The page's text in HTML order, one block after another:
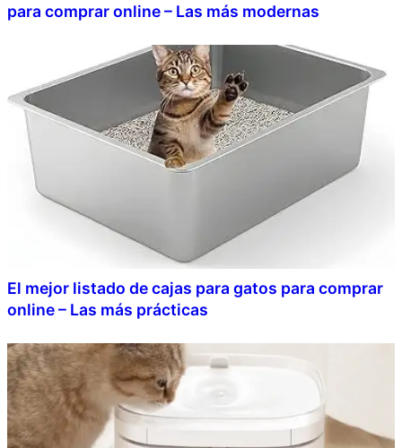
para comprar online – Las más modernas
El mejor listado de cajas para gatos para comprar
online – Las más prácticas